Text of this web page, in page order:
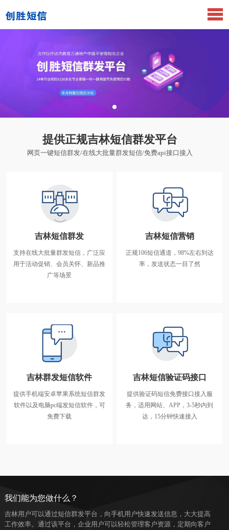
提供正规吉林短信群发平台
网页一键短信群发/在线大批量群发短信/免费api接口接入
吉林短信群发
支持在线大批量群发短信，广泛应
用于活动促销、会员关怀、新品推
广等场景
吉林短信群发
吉林短信营销
正规106短信通道，98%左右到达
率，发送状态一目了然
吉林群发短信软件
提供手机端安卓苹果系统短信群发
软件以及电脑pc端发短信软件，可
免费下载
吉林群发短信软件
提供手机端安卓苹果系统短信群发
吉林短信验证码接口
提供验证码短信免费接口接入服
务，适用网站、APP，3-5秒内到
达，15分钟快速接入
我们能为您做什么？
吉林用户可以通过短信群发平台，向手机用户快速发送信息，大大提高
工作效率。通过该平台，企业用户可以轻松管理客户资源，定期向客户